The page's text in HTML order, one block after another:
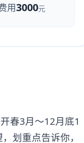
用3000元
春3月～12月底1
划重点告诉你，